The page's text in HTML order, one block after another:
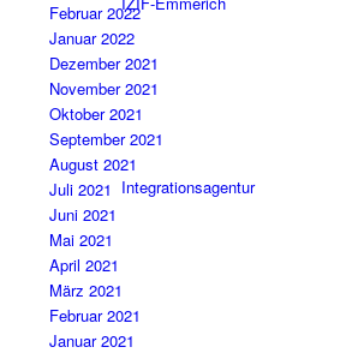
Integrationsagentur
Februar 2022
Januar 2022
Dezember 2021
November 2021
Oktober 2021
September 2021
August 2021
Juli 2021
Juni 2021
Mai 2021
April 2021
März 2021
Februar 2021
Januar 2021